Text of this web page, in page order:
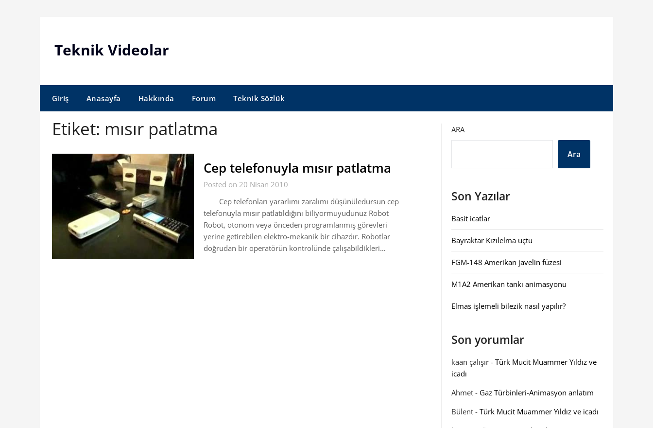
Teknik Videolar
Giriş Anasayfa Hakkında Forum Teknik Sözlük
Etiket: mısır patlatma
Cep telefonuyla mısır patlatma
Posted on 20 Nisan 2010
Cep telefonları yararlımı zaralımı düşünüledursun cep
telefonuyla mısır patlatıldığını biliyormuyudunuz Robot
Robot, otonom veya önceden programlanmış görevleri
yerine getirebilen elektro-mekanik bir cihazdır. Robotlar
doğrudan bir operatörün kontrolünde çalışabildikleri…
ARA
Ara
Son Yazılar
Basit icatlar
Bayraktar Kızılelma uçtu
FGM-148 Amerikan javelin füzesi
M1A2 Amerikan tankı animasyonu
Elmas işlemeli bilezik nasıl yapılır?
Son yorumlar
kaan çalışır- Türk Mucit Muammer Yıldız ve
icadı
Ahmet- Gaz Türbinleri-Animasyon anlatım
Bülent- Türk Mucit Muammer Yıldız ve icadı